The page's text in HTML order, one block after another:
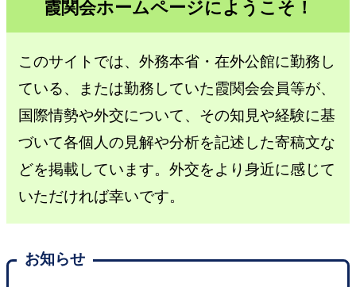
霞関会ホームページにようこそ！
このサイトでは、外務本省・在外公館に勤務し
ている、または勤務していた霞関会会員等が、
国際情勢や外交について、その知見や経験に基
づいて各個人の見解や分析を記述した寄稿文な
どを掲載しています。外交をより身近に感じて
いただければ幸いです。
お知らせ